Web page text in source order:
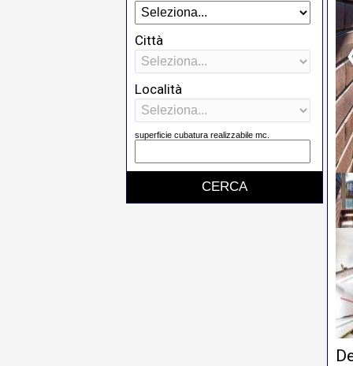
Città
Località
superficie cubatura realizzabile mc.